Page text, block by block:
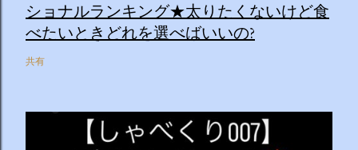
ショナルランキング★太りたくないけど食
べたいときどれを選べばいいの?
共有